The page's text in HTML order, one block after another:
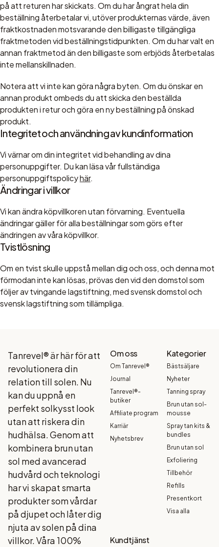
på att returen har skickats. Om du har ångrat hela din
beställning återbetalar vi, utöver produkternas värde, även
fraktkostnaden motsvarande den billigaste tillgängliga
fraktmetoden vid beställningstidpunkten. Om du har valt en
annan fraktmetod än den billigaste som erbjöds återbetalas
inte mellanskillnaden.
Notera att vi inte kan göra några byten. Om du önskar en
annan produkt ombeds du att skicka den beställda
produkten i retur och göra en ny beställning på önskad
produkt.
Integritet och användning av kundinformation
Vi värnar om din integritet vid behandling av dina
personuppgifter. Du kan läsa vår fullständiga
personuppgiftspolicyhär.
Ändringar i villkor
Vi kan ändra köpvillkoren utan förvarning. Eventuella
ändringar gäller för alla beställningar som görs efter
ändringen av våra köpvillkor.
Tvistlösning
Om en tvist skulle uppstå mellan dig och oss, och denna mot
förmodan inte kan lösas, prövas den vid den domstol som
följer av tvingande lagstiftning, med svensk domstol och
svensk lagstiftning som tillämpliga.
Tanrevel® är här för att
revolutionera din
relation till solen. Nu
kan du uppnå en
perfekt solkysst look
utan att riskera din
hudhälsa. Genom att
kombinera brun utan
sol med avancerad
hudvård och teknologi
har vi skapat smarta
produkter som vårdar
på djupet och låter dig
njuta av solen på dina
villkor. Våra 100%
Om oss
Om Tanrevel®
Journal
Tanrevel®-
butiker
Affiliate program
Karriär
Nyhetsbrev
Kategorier
Bästsäljare
Nyheter
Tanning spray
Brun utan sol-
mousse
Spray tan kits &
bundles
Brun utan sol
Exfoliering
Tillbehör
Refills
Presentkort
Visa alla
Kundtjänst